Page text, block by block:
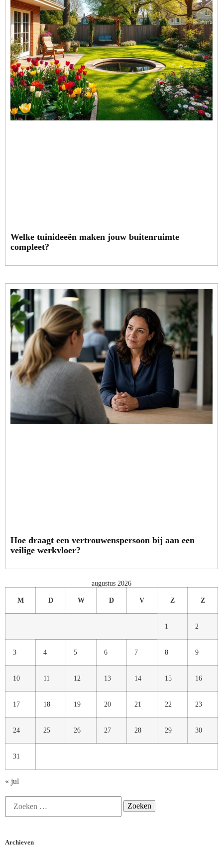
Welke tuinideeën maken jouw buitenruimte
compleet?
Hoe draagt een vertrouwenspersoon bij aan een
veilige werkvloer?
augustus 2026
M D W D V Z Z
1 2
3 4 5 6 7 8 9
10 11 12 13 14 15 16
17 18 19 20 21 22 23
24 25 26 27 28 29 30
31
« jul
Archieven